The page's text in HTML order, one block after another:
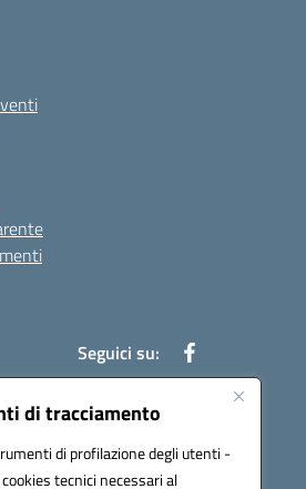
di tracciamento
di profilazione degli utenti -
tecnici necessari al
Seguici su: